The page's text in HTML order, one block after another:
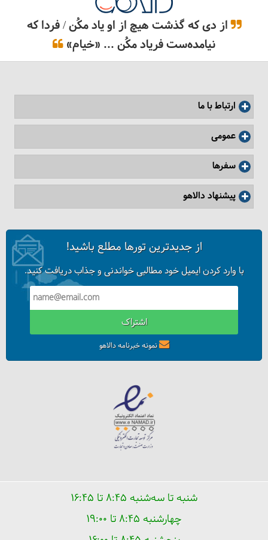
همه چیز درباره موچی
از دی که گذشت هیچ از او یاد مکُن / فردا که
نیامده‌ست فریاد مکُن ... «خیام»
ارتباط با ما
عمومی
سفرها
پیشنهاد دالاهو
از جدیدترین تورها مطلع باشید!
با وارد کردن ایمیل خود مطالبی خواندنی و جذاب دریافت کنید.
اشتراک
نمونه خبرنامه دالاهو
شنبه تا سه‌شنبه ۸:۴۵ تا ۱۶:۴۵
چهارشنبه ۸:۴۵ تا ۱۹:۰۰